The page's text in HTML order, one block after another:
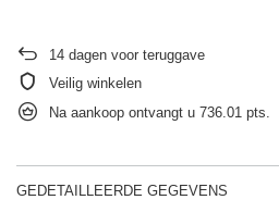
14 dagen voor teruggave
Veilig winkelen
Na aankoop ontvangt u 736.01 pts.
GEDETAILLEERDE GEGEVENS